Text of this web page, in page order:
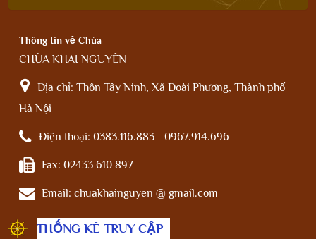
Thông tin về Chùa
CHÙA KHAI NGUYÊN
Địa chỉ: Thôn Tây Ninh, Xã Đoài Phương, Thành phố
Hà Nội
Điện thoại: 0383.116.883 - 0967.914.696
Fax: 02433 610 897
Email: chuakhainguyen @ gmail.com
THỐNG KÊ TRUY CẬP